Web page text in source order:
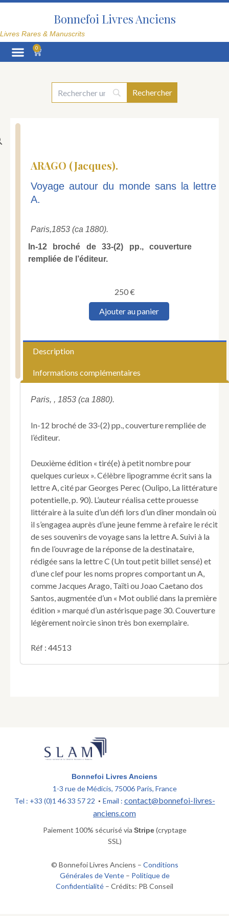
Aller
Bonnefoi Livres Anciens
Livres Rares & Manuscrits
0
Panier
ARAGO (Jacques).
Voyage autour du monde sans la lettre
A.
Paris,1853 (ca 1880).
In-12 broché de 33-(2) pp., couverture
rempliée de l’éditeur.
250€
quantité
monde
la
Ajouter au panier
Description
Informations complémentaires
Paris, , 1853 (ca 1880).
In-12 broché de 33-(2) pp., couverture rempliée de
l’éditeur.
Deuxième édition « tiré(e) à petit nombre pour
quelques curieux ». Célèbre lipogramme écrit sans la
lettre A, cité par Georges Perec (Oulipo, La littérature
potentielle, p. 90). L’auteur réalisa cette prouesse
littéraire à la suite d’un défi lors d’un dîner mondain où
il s’engagea auprès d’une jeune femme à refaire le récit
de ses souvenirs de voyage sans la lettre A. Suivi à la
fin de l’ouvrage de la réponse de la destinataire,
rédigée sans la lettre C (Un tout petit billet sensé) et
d’une clef pour les noms propres comportant un A,
comme Jacques Arago, Taïti ou Joao Caetano dos
Santos, augmentée d’un « Mot oublié dans la première
édition » marqué d’un astérisque page 30. Couverture
légèrement noircie sinon très bon exemplaire.
Réf : 44513
Bonnefoi Livres Anciens
1-3 rue de Médicis, 75006 Paris, France
Tel : +33 (0)1 46 33 57 22 • Email : contact@bonnefoi-livres-
anciens.com
Paiement 100% sécurisé via Stripe(cryptage
SSL)
© Bonnefoi Livres Anciens – Conditions
Générales de Vente– Politique de
Confidentialité – Crédits: PB Conseil